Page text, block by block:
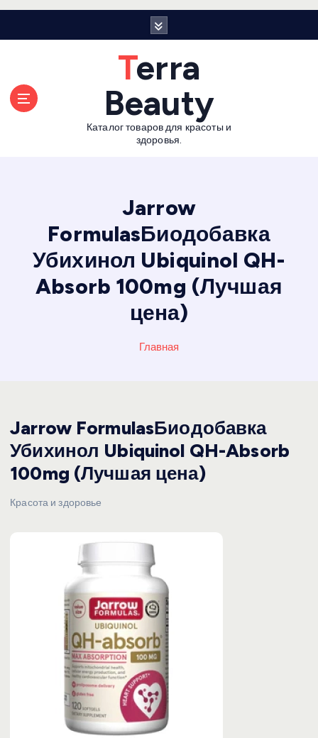
Terra
Beauty
Каталог товаров для красоты и
здоровья.
Jarrow
FormulasБиодобавка
Убихинол Ubiquinol QH-
Absorb 100mg (Лучшая
цена)
Главная
Jarrow FormulasБиодобавка
Убихинол Ubiquinol QH-Absorb
100mg (Лучшая цена)
Красота и здоровье